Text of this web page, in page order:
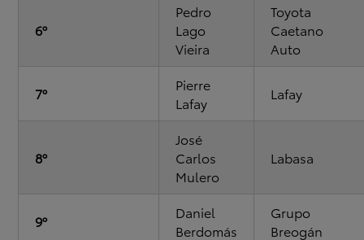
6º
Pedro
Lago
Vieira
Toyota
Caetano
Auto
7º
Pierre
Lafay
Lafay
8º
José
Carlos
Mulero
Labasa
9º
Daniel
Berdomás
Grupo
Breogán